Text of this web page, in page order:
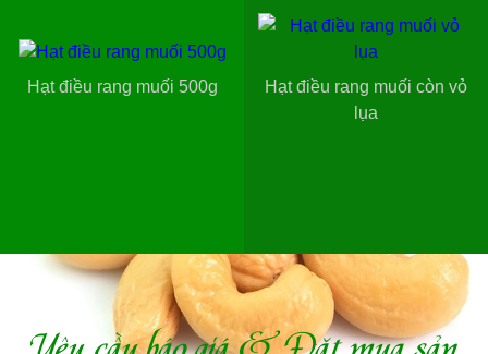
Hạt điều rang muối 500g
Hạt điều rang muối còn vỏ
lụa